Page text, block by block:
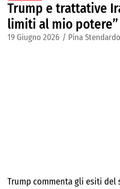
Trump e trattative
limiti al mio potere”
19 Giugno 2026 / Pina Stendardo
Trump commenta gli esiti